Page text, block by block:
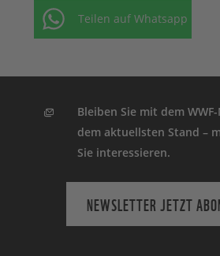
Teilen auf Whatsapp
Bleiben Sie mit dem
dem aktuellsten Stand –
Sie interessieren.
NEWSLETTER JETZT